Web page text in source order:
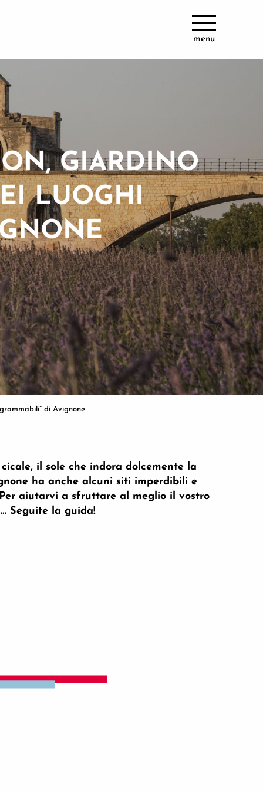
menu
GIARDINO
LUOGHI
di Avignone
il sole che indora dolcemente la
ha anche alcuni siti imperdibili e
aiutarvi a sfruttare al meglio il vostro
Seguite la guida!